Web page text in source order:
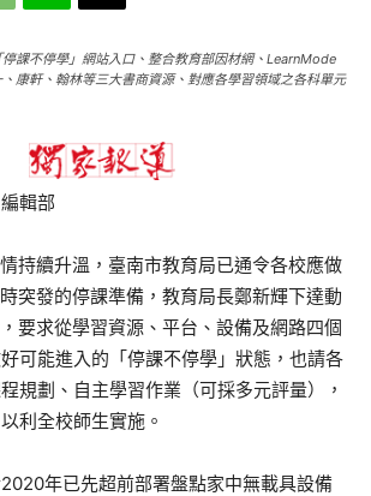
課不停學」網站入口、整合教育部因材網、LearnMode
康軒、翰林等三大書商資源、對應各學習領域之各科單元
輯部
持續升溫，臺南市教育局已通令各校應做
突發的停課準備，教育局長鄭新輝下達動
要求從學習資源、平台、設備及網路四個
可能進入的「停課不停學」狀態，也請各
規劃、自主學習作業（可採多元評量），
利全校師生實施。
年已先超前部署盤點家中無載具設備